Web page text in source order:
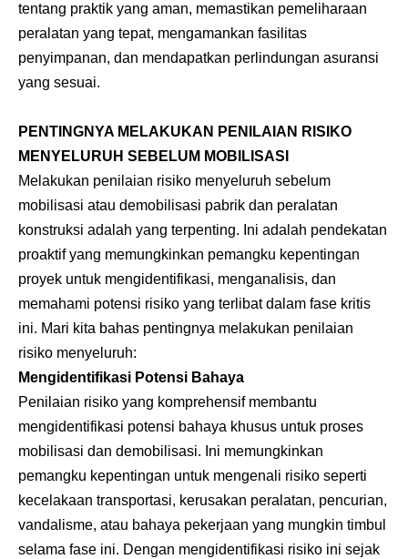
tentang praktik yang aman, memastikan pemeliharaan
peralatan yang tepat, mengamankan fasilitas
penyimpanan, dan mendapatkan perlindungan asuransi
yang sesuai.
PENTINGNYA MELAKUKAN PENILAIAN RISIKO
MENYELURUH SEBELUM MOBILISASI
Melakukan penilaian risiko menyeluruh sebelum
mobilisasi atau demobilisasi pabrik dan peralatan
konstruksi adalah yang terpenting. Ini adalah pendekatan
proaktif yang memungkinkan pemangku kepentingan
proyek untuk mengidentifikasi, menganalisis, dan
memahami potensi risiko yang terlibat dalam fase kritis
ini. Mari kita bahas pentingnya melakukan penilaian
risiko menyeluruh:
Mengidentifikasi Potensi Bahaya
Penilaian risiko yang komprehensif membantu
mengidentifikasi potensi bahaya khusus untuk proses
mobilisasi dan demobilisasi. Ini memungkinkan
pemangku kepentingan untuk mengenali risiko seperti
kecelakaan transportasi, kerusakan peralatan, pencurian,
vandalisme, atau bahaya pekerjaan yang mungkin timbul
selama fase ini. Dengan mengidentifikasi risiko ini sejak